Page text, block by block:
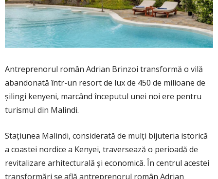
Antreprenorul român Adrian Brinzoi transformă o vilă
abandonată într-un resort de lux de 450 de milioane de
șilingi kenyeni, marcând începutul unei noi ere pentru
turismul din Malindi.
Stațiunea Malindi, considerată de mulți bijuteria istorică
a coastei nordice a Kenyei, traversează o perioadă de
revitalizare arhitecturală și economică. În centrul acestei
transformări se află antreprenorul român Adrian